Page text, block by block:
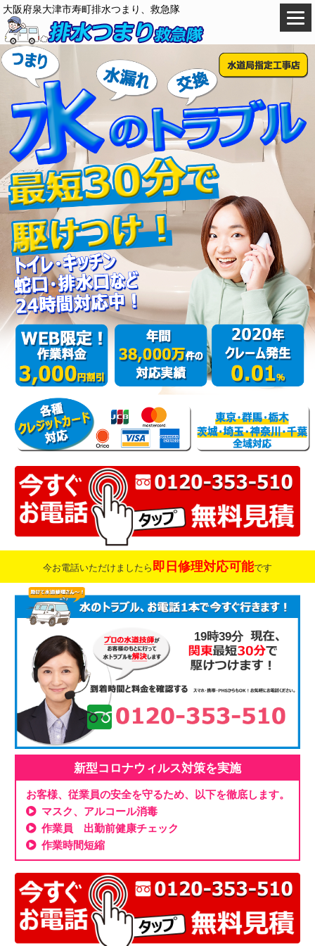
大阪府泉大津市寿町排水つまり、救急隊
今お電話いただけましたら 即日修理対応可能です
19時39分
新型コロナウィルス対策を実施
お客様、従業員の安全を守るため、以下を徹底します。
マスク、アルコール消毒
作業員 出勤前健康チェック
作業時間短縮